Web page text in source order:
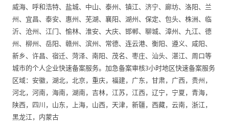
威海、呼和浩特、盐城、中山、泰州、镇江、济宁、廊坊、洛阳、兰
州、宜昌、泰安、惠州、芜湖、襄阳、湖州、保定、包头、株洲、临
沂、沧州、江门、愉林、淮安、大庆、邯郸、聊城、漳州、九江、德
州、柳州、岳阳、赣州、滨州、常德、连云港、衡阳、遵义、咸阳、
新乡、许昌、宿迁、菏泽、南阳、茂名、枣庄、汕头、湛江、周口等
城市的个人企业快速备案服务。加急备案审核3小时地区快速备案服务
区域：安徽，湖北，北京，重庆，福建，广东，甘肃，广西，贵州，
河北，河南，海南，湖南，吉林，江苏，江西，辽宁，宁夏，青海，
陕西，四川，山东，上海，山西，天津，新疆，西藏，云南，浙江，
黑龙江，内蒙古